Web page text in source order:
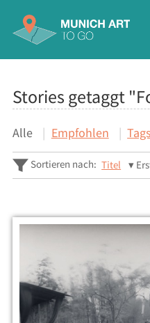
Stories getaggt
Alle Empfohlen Tags
Sortieren nach: Titel